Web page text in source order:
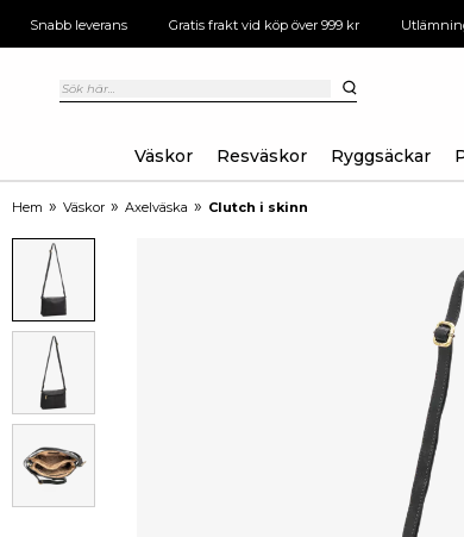
Snabb leverans Gratis frakt vid köp över 999 kr
Väskor Resväskor Ryggsäckar
Hem » Väskor » Axelväska » Clutch i skinn